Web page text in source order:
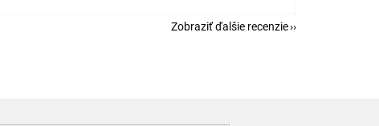
Zobraziť ďalšie recenzie